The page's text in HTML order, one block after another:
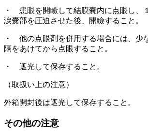
・ 患眼を開瞼して結膜嚢内に点眼し、
涙嚢部を圧迫させた後、開瞼すること。
・ 他の点眼剤を併用する場合には、少
隔をあけてから点眼すること。
・ 遮光して保存すること。
（取扱い上の注意）
外箱開封後は遮光して保存すること。
その他の注意